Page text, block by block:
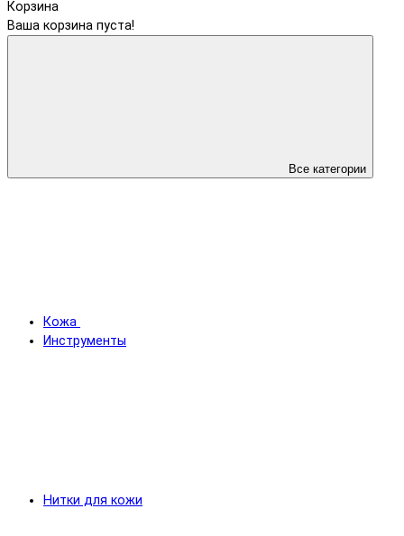
Корзина
Ваша корзина пуста!
Все категории
Кожа
Инструменты
Нитки для кожи